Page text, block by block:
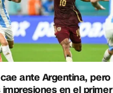
ante Argentina, pero
en el primer